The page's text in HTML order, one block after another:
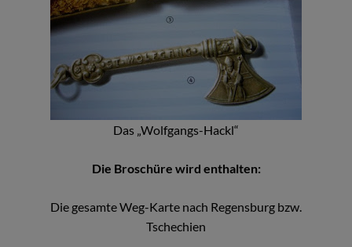
Das „Wolfgangs-Hackl“
Die Broschüre wird enthalten:
Die gesamte Weg-Karte nach Regensburg bzw.
Tschechien